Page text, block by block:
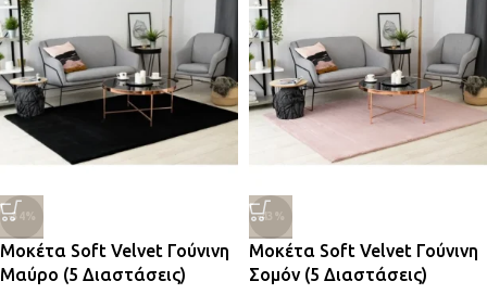
-34%
Μοκέτα Soft Velvet Γούνινη
Μαύρο (5 Διαστάσεις)
-43%
Μοκέτα Soft Velvet Γούνινη
Σομόν (5 Διαστάσεις)